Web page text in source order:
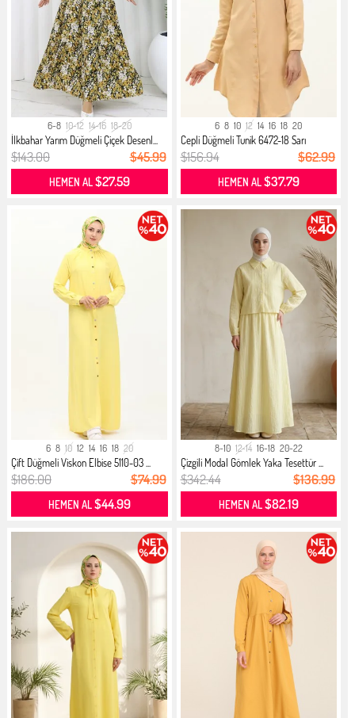
6-8 10-12 14-16 18-20
İlkbahar Yarım Düğmeli Çiçek Desenl...
$143.00 $45.99
HEMEN AL$27.59
6 8 10 12 14 16 18 20
Cepli Düğmeli Tunik 6472-18 Sarı
$156.94 $62.99
HEMEN AL$37.79
6 8 10 12 14 16 18 20
Çift Düğmeli Viskon Elbise 5110-03 ...
$186.00 $74.99
HEMEN AL$44.99
8-10 12-14 16-18 20-22
Çizgili Modal Gömlek Yaka Tesettür ...
$342.44 $136.99
HEMEN AL$82.19